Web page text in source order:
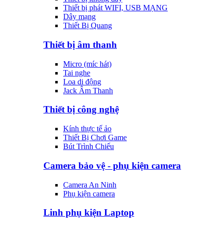
Thiết bị phát WIFI, USB MẠNG
Dây mạng
Thiết Bị Quang
Thiết bị âm thanh
Micro (míc hát)
Tai nghe
Loa di động
Jack Âm Thanh
Thiết bị công nghệ
Kính thực tế ảo
Thiết Bị Chơi Game
Bút Trình Chiếu
Camera bảo vệ - phụ kiện camera
Camera An Ninh
Phụ kiện camera
Linh phụ kiện Laptop